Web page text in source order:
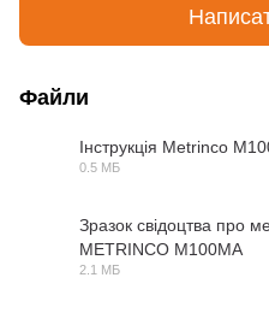
Файли
Інструкція Metrinco
0.5 МБ
Зразок свідоцтва про
METRINCO M100MA
2.1 МБ